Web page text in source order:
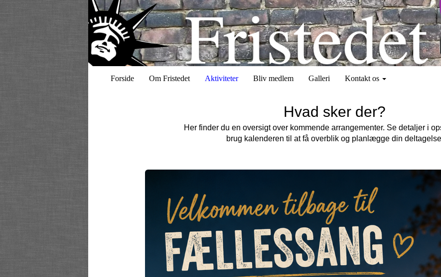
Forside Om Fristedet Aktiviteter Bliv medlem Galleri Kontakt os
Hvad sker der?
Her finder du en oversigt over kommende arrangementer. Se detaljer i
brug kalenderen til at få overblik og planlægge din